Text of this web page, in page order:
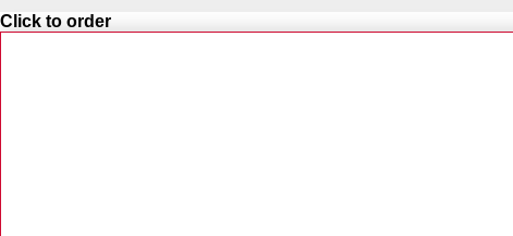
Click to order